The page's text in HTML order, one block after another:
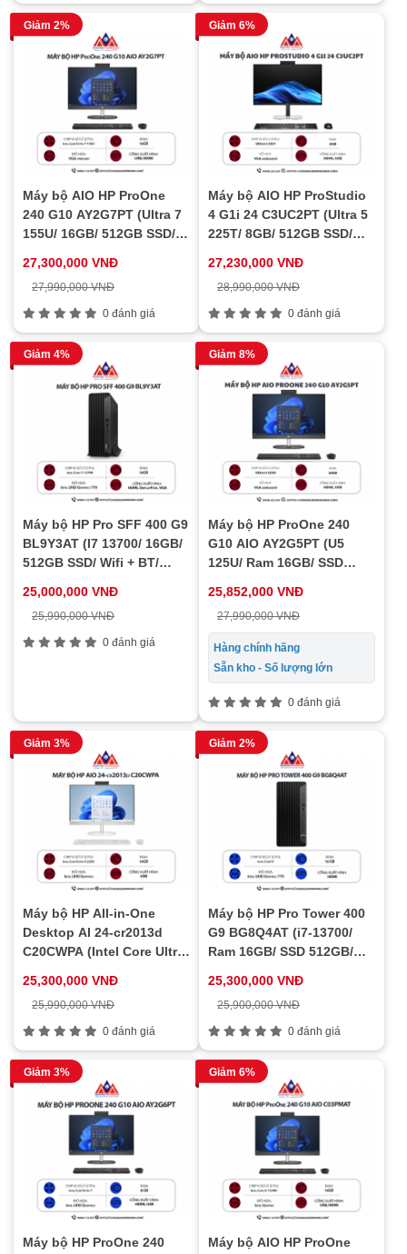
Giảm 2%
Máy bộ AIO HP ProOne
240 G10 AY2G7PT (Ultra 7
155U/ 16GB/ 512GB SSD/
27,300,000 VNĐ
27,990,000 VNĐ
0 đánh giá
Giảm 6%
Máy bộ AIO HP ProStudio
4 G1i 24 C3UC2PT (Ultra 5
225T/ 8GB/ 512GB SSD/
27,230,000 VNĐ
28,990,000 VNĐ
0 đánh giá
Giảm 4%
Máy bộ HP Pro SFF 400 G9
BL9Y3AT (I7 13700/ 16GB/
512GB SSD/ Wifi + BT/
25,000,000 VNĐ
25,990,000 VNĐ
0 đánh giá
Giảm 8%
Máy bộ HP ProOne 240
G10 AIO AY2G5PT (U5
125U/ Ram 16GB/ SSD
1Y)
25,852,000 VNĐ
27,990,000 VNĐ
Hàng chính hãng
Sẵn kho - Số lượng lớn
0 đánh giá
Giảm 3%
Máy bộ HP All-in-One
Desktop AI 24-cr2013d
C20CWPA (Intel Core Ultra
UHD/ 23.8 inch FHD IPS/
Win 11/ Trắng)
25,300,000 VNĐ
25,990,000 VNĐ
0 đánh giá
Giảm 2%
Máy bộ HP Pro Tower 400
G9 BG8Q4AT (i7-13700/
Ram 16GB/ SSD 512GB/
25,300,000 VNĐ
25,900,000 VNĐ
0 đánh giá
Giảm 3%
Máy bộ HP ProOne 240
Giảm 6%
Máy bộ AIO HP ProOne